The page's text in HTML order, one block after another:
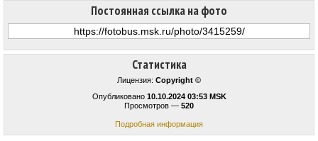
Статистика
Лицензия: Copyright ©
Опубликовано 10.10.2024 03:53 MSK
Просмотров — 520
Подробная информация
Постоянная ссылка на фото